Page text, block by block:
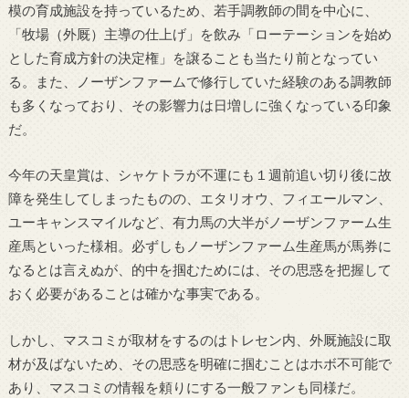
模の育成施設を持っているため、若手調教師の間を中心に、
「牧場（外厩）主導の仕上げ」を飲み「ローテーションを始め
とした育成方針の決定権」を譲ることも当たり前となってい
る。また、ノーザンファームで修行していた経験のある調教師
も多くなっており、その影響力は日増しに強くなっている印象
だ。
今年の天皇賞は、シャケトラが不運にも１週前追い切り後に故
障を発生してしまったものの、エタリオウ、フィエールマン、
ユーキャンスマイルなど、有力馬の大半がノーザンファーム生
産馬といった様相。必ずしもノーザンファーム生産馬が馬券に
なるとは言えぬが、的中を掴むためには、その思惑を把握して
おく必要があることは確かな事実である。
しかし、マスコミが取材をするのはトレセン内、外厩施設に取
材が及ばないため、その思惑を明確に掴むことはホボ不可能で
あり、マスコミの情報を頼りにする一般ファンも同様だ。